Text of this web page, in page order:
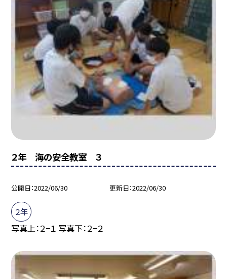
２年 海の安全教室 ３
公開日 2022/06/30 更新日 2022/06/30
２年
写真上：２−１ 写真下：２−２